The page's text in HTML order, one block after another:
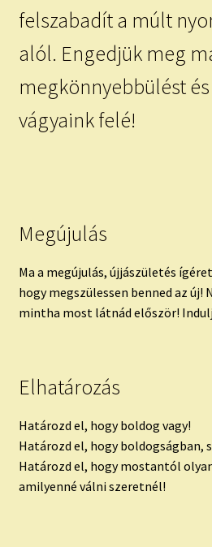
felszabadít a múlt
alól. Engedjük meg
megkönnyebbülést
vágyaink felé!
Megújulás
Ma a megújulás, újjászületés
hogy megszülessen benned az új!
mintha most látnád először!
Elhatározás
Határozd el, hogy boldog vagy!
Határozd el, hogy boldogságban,
Határozd el, hogy mostantól
amilyenné válni szeretnél!